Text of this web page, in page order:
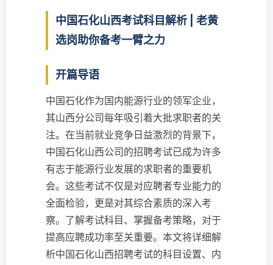
中国石化山西考试科目解析 | 老黄
选岗助你备考一臂之力
开篇导语
中国石化作为国内能源行业的领军企业，
其山西分公司每年吸引着大批求职者的关
注。在当前就业竞争日益激烈的背景下，
中国石化山西公司的招聘考试已成为许多
有志于能源行业发展的求职者的重要机
会。这些考试不仅是对应聘者专业能力的
全面检验，更是对其综合素质的深入考
察。了解考试科目、掌握备考策略，对于
提高应聘成功率至关重要。本文将详细解
析中国石化山西招聘考试的科目设置、内